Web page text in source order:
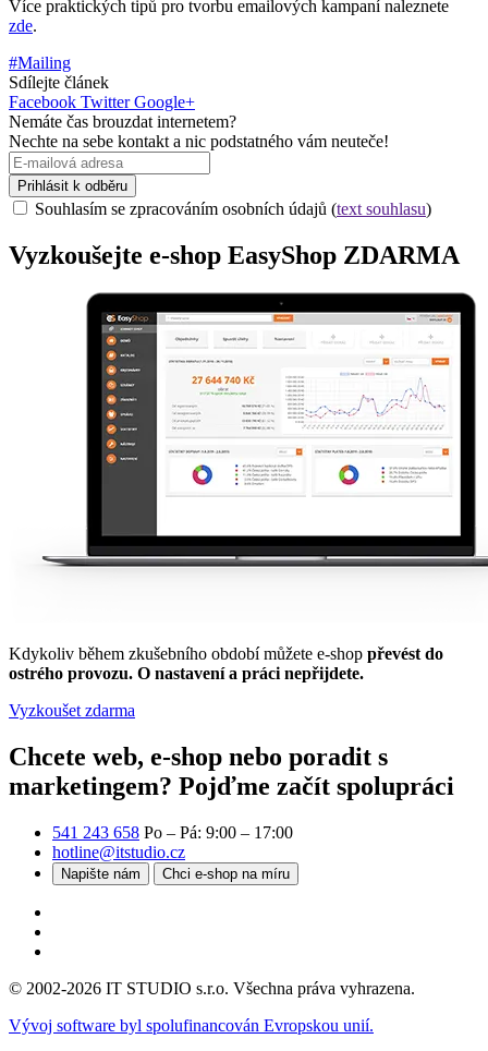
Více praktických tipů pro tvorbu emailových kampaní naleznete
zde.
#Mailing
Sdílejte článek
Facebook Twitter Google+
Nemáte čas brouzdat internetem?
Nechte na sebe kontakt a nic podstatného vám neuteče!
Prihlásit k odběru
Souhlasím se zpracováním osobních údajů (text souhlasu)
Vyzkoušejte e-shop EasyShop ZDARMA
Kdykoliv během zkušebního období můžete e-shop převést do
ostrého provozu. O nastavení a práci nepřijdete.
Vyzkoušet zdarma
Chcete web, e-shop nebo poradit s
marketingem? Pojďme začít spolupráci
541 243 658 Po – Pá: 9:00 – 17:00
hotline@itstudio.cz
Napište nám Chci e-shop na míru
© 2002-2026 IT STUDIO s.r.o. Všechna práva vyhrazena.
Vývoj software byl spolufinancován Evropskou unií.